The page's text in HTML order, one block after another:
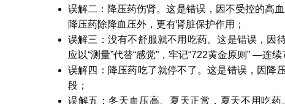
误解二：降压药伤肾。这是错误，因不受控的高
降压药除降血压外，更有肾脏保护作用；
误解三：没有不舒服就不用吃药。这是错误，因
应以“测量”代替“感觉”，牢记“722黄金原则” —连
误解四：降压药吃了就停不了。这是错误，因降
段；
误解五：冬天血压高、夏天正常，夏天不用吃